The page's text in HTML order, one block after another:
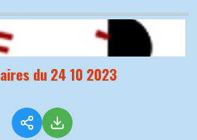
du 24 10 2023